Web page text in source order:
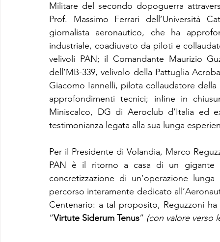
Militare del secondo dopoguerra
Prof. Massimo Ferrari dell’Università
giornalista aeronautico, che ha
industriale, coadiuvato da piloti e
velivoli PAN; il Comandante Maurizio
dell’MB-339, velivolo della Pattuglia
Giacomo Iannelli, pilota collaudatore
approfondimenti tecnici; infine in
Miniscalco, DG di Aeroclub d’Italia ed
testimonianza legata alla sua lunga
Per il Presidente di Volandia, Marco
PAN è il ritorno a casa di un gigante
concretizzazione di un’operazione
percorso interamente dedicato
Centenario: a tal proposito, Reguzzoni
“Virtute Siderum Tenus” (con valore verso